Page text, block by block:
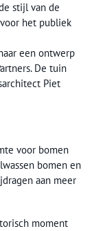
stijl van de
het publiek
een ontwerp
De tuin
Piet
voor bomen
bomen en
aan meer
moment